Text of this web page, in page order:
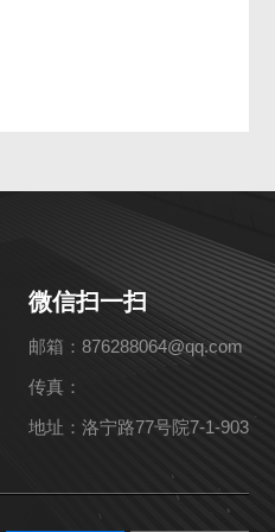
微信扫一扫
邮箱：876288064@qq.com
传真：
地址：洛宁路77号院7-1-903